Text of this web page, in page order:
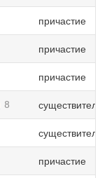
причастие
причастие
причастие
8
причастие